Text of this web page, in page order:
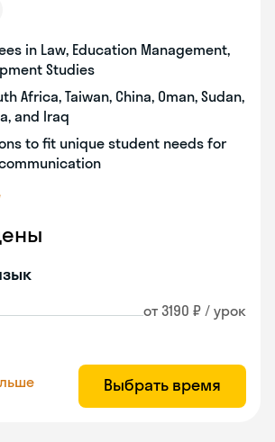
in Law, Education Management,
Studies
Africa, Taiwan, China, Oman, Sudan,
and Iraq
to fit unique student needs for
от 3190 ₽ / урок
Выбрать время